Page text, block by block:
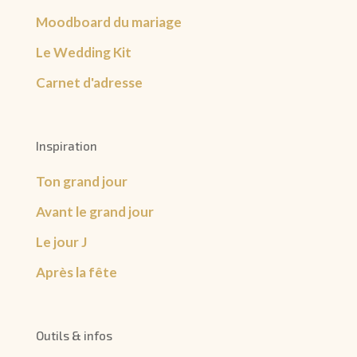
Moodboard du mariage
Le Wedding Kit
Carnet d'adresse
Inspiration
Ton grand jour
Avant le grand jour
Le jour J
Après la fête
Outils & infos